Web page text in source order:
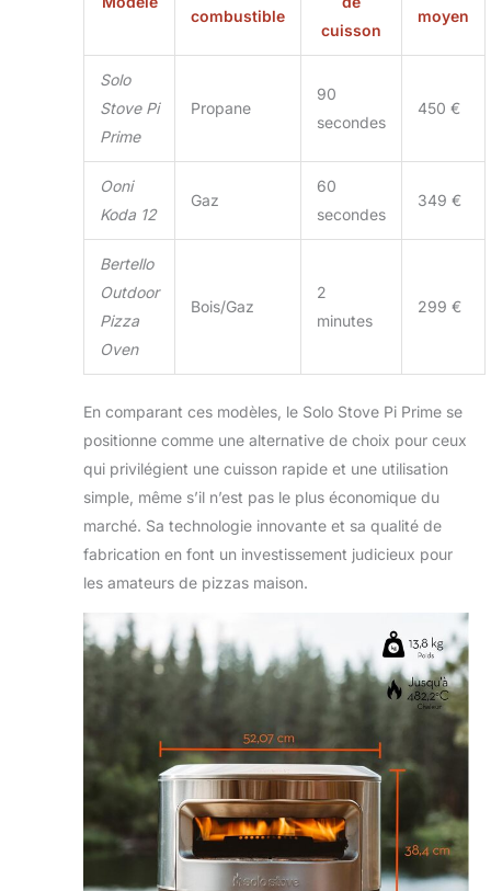
L'ouverture
panoramique à
Pi Prime permet de
pizza et de la
rapidement
La pierre à pizza
températures
élevées, répartit
garantissant ainsi
une croûte toujours
MATÉRIAUX ET
SPÉCIFICATIONS
DURABLES :
Construit en acier
inoxydable 304, Pi
Prime est fait pour
nettoyer car les
miettes et la suie
s'accumulent
naturellement sur
les surfaces du Pi
Prime. Le four à
pizza est de taille
compacte, il est
portable et peut
être déplacé partout
où vous le
combustible
cuisson
moyen
Solo
Stove Pi
Prime
Propane
90
secondes
450 €
Ooni
Koda 12
Gaz
60
secondes
349 €
Bertello
Outdoor
Pizza
Oven
Bois/Gaz
2
minutes
299 €
En comparant ces modèles, le Solo Stove Pi Prime se
positionne comme une alternative de choix pour ceux
qui privilégient une cuisson rapide et une utilisation
simple, même s’il n’est pas le plus économique du
marché. Sa technologie innovante et sa qualité de
fabrication en font un investissement judicieux pour
les amateurs de pizzas maison.